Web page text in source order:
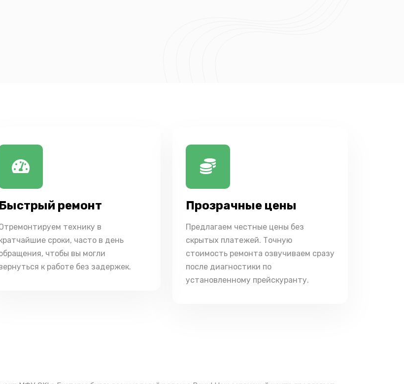
Быстрый ремонт
технику в
сроки, часто в день
чтобы вы могли
к работе без задержек.
Прозрачные цены
Предлагаем честные цены без
скрытых платежей. Точную
стоимость ремонта озвучиваем сразу
после диагностики по
установленному прейскуранту.